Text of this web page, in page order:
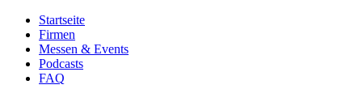
Startseite
Firmen
Messen & Events
Podcasts
FAQ